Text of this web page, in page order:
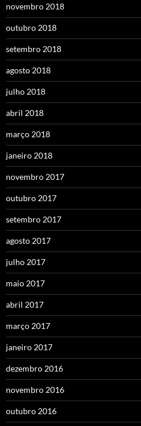
novembro 2018
outubro 2018
setembro 2018
agosto 2018
julho 2018
abril 2018
março 2018
janeiro 2018
novembro 2017
outubro 2017
setembro 2017
agosto 2017
julho 2017
maio 2017
abril 2017
março 2017
janeiro 2017
dezembro 2016
novembro 2016
outubro 2016